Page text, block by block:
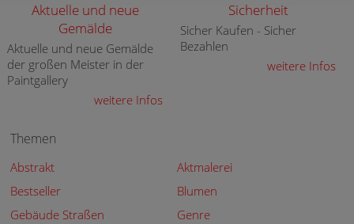
Aktuelle und neue
Gemälde
Aktuelle und neue Gemälde
der großen Meister in der
Paintgallery
weitere Infos
Sicherheit
Sicher Kaufen - Sicher
Bezahlen
weitere Infos
Themen
Abstrakt
Aktmalerei
Bestseller
Blumen
Gebäude Straßen
Genre